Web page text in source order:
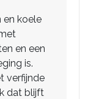
en koele
en een
is.
verfijnde
dat blijft